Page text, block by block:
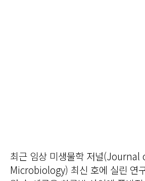
최근 임상 미생물학 저널
Microbiology) 최신 호에 실린 연